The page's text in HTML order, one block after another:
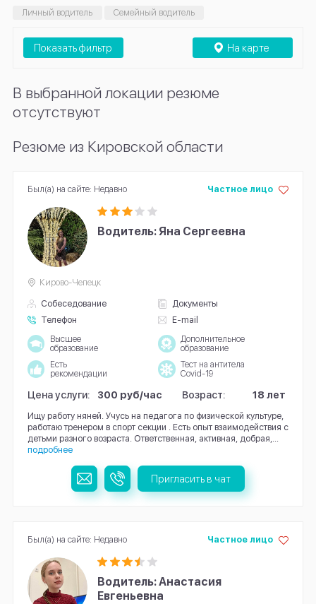
Личный водитель Семейный водитель
На карте
Показать фильтр
В выбранной локации резюме
отсутствуют
Резюме из Кировской области
Водитель: Яна Сергеевна
Собеседование
Документы
Телефон
E-mail
Частное лицо
Кирово-Чепецк
Высшее
образование
Дополнительное
образование
Есть
рекомендации
Тест на антитела
Covid-19
Цена услуги: 300 руб/час Возраст: 18 лет
Ищу работу няней. Учусь на педагога по физической культуре,
работаю тренером в спорт секции . Есть опыт взаимодействия с
детьми разного возраста. Ответственная, активная, добрая,...
подробнее
Был(а) на сайте: Недавно
Пригласить в чат
Водитель: Анастасия
Евгеньевна
Частное лицо
Был(а) на сайте: Недавно